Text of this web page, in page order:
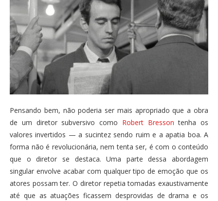
Pensando bem, não poderia ser mais apropriado que a obra
de um diretor subversivo como Robert Bresson tenha os
valores invertidos — a sucintez sendo ruim e a apatia boa. A
forma não é revolucionária, nem tenta ser, é com o conteúdo
que o diretor se destaca. Uma parte dessa abordagem
singular envolve acabar com qualquer tipo de emoção que os
atores possam ter. O diretor repetia tomadas exaustivamente
até que as atuações ficassem desprovidas de drama e os